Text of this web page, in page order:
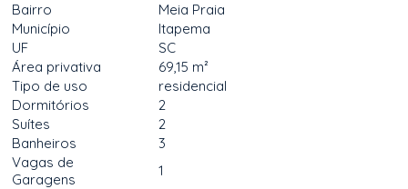
Bairro
Meia Praia
Município
Itapema
UF
SC
Área privativa
69,15 m²
Tipo de uso
residencial
Dormitórios
2
Suítes
2
Banheiros
3
Vagas de
Garagens
1